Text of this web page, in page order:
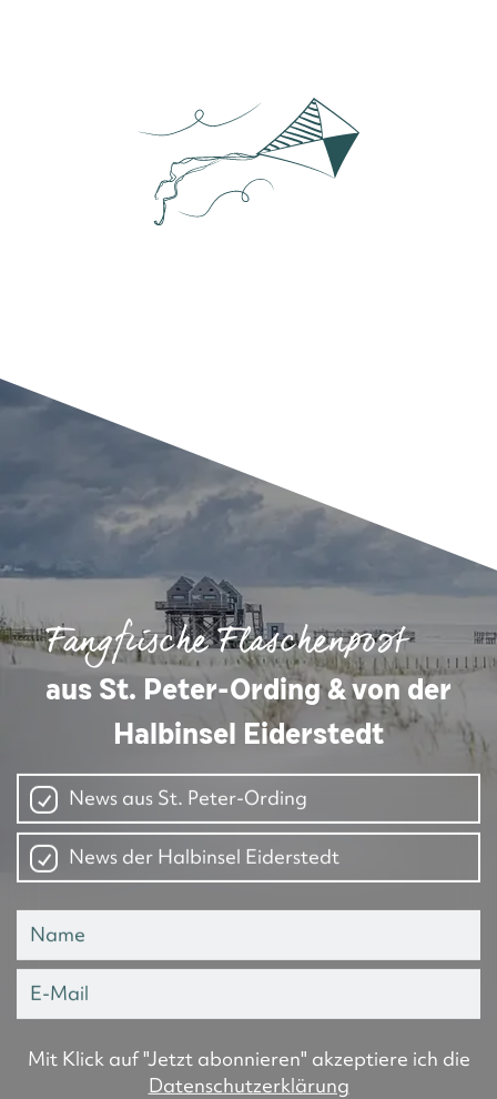
Fangfrische Flaschenpost
aus St. Peter-Ording & von der
Halbinsel Eiderstedt
News aus St. Peter-Ording
News der Halbinsel Eiderstedt
Mit Klick auf "Jetzt abonnieren" akzeptiere ich die
Datenschutzerklärung